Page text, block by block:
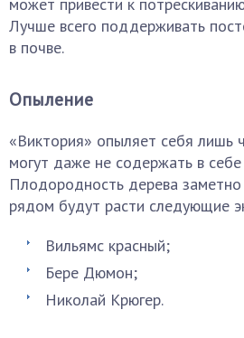
Лучше всего поддерживать
в почве.
Опыление
«Виктория» опыляет себя лишь
могут даже не содержать в себе
Плодородность дерева заметно
рядом будут расти следующие
Вильямс красный;
Бере Дюмон;
Николай Крюгер.